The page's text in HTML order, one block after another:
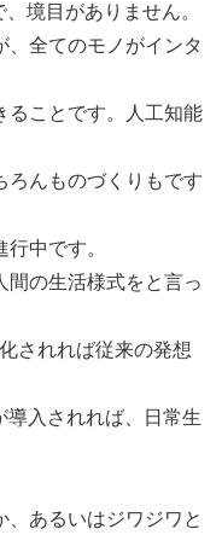
境目がありません。
、全てのモノがインタ
ることです。人工知能
ろんものづくりもです
中です。
間の生活様式をと言っ
されれば従来の発想
導入されれば、日常生
あるいはジワジワと